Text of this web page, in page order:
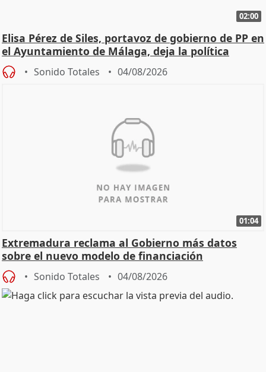
02:00
Elisa Pérez de Siles, portavoz de gobierno de PP en
el Ayuntamiento de Málaga, deja la política
Sonido Totales 04/08/2026
01:04
Extremadura reclama al Gobierno más datos
sobre el nuevo modelo de financiación
Sonido Totales 04/08/2026